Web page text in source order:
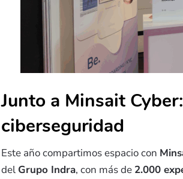
Junto a Minsait
ciberseguridad
Este año compartimos espacio con
del Grupo Indra, con más de 2.000